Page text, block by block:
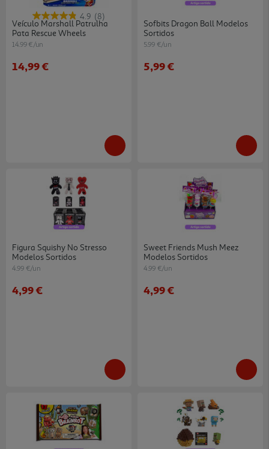
4.9 (8)
Veículo Marshall Patrulha
Pata Rescue Wheels
14.99 €/un
14,99 €
Sofbits Dragon Ball Modelos
Sortidos
5.99 €/un
5,99 €
Figura Squishy No Stresso
Modelos Sortidos
4.99 €/un
4,99 €
Sweet Friends Mush Meez
Modelos Sortidos
4.99 €/un
4,99 €